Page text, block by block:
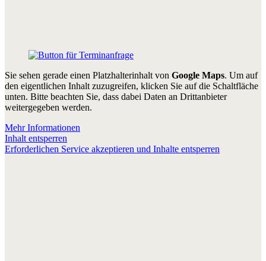
Sie sehen gerade einen Platzhalterinhalt von Google Maps. Um auf
den eigentlichen Inhalt zuzugreifen, klicken Sie auf die Schaltfläche
unten. Bitte beachten Sie, dass dabei Daten an Drittanbieter
weitergegeben werden.
Mehr Informationen
Inhalt entsperren
Erforderlichen Service akzeptieren und Inhalte entsperren